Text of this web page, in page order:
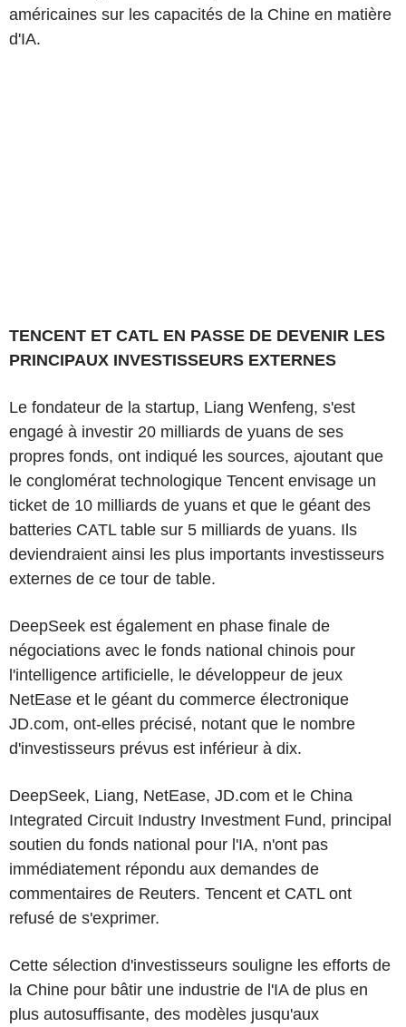
américaines sur les capacités de la Chine en matière
d'IA.
TENCENT ET CATL EN PASSE DE DEVENIR LES
PRINCIPAUX INVESTISSEURS EXTERNES
Le fondateur de la startup, Liang Wenfeng, s'est
engagé à investir 20 milliards de yuans de ses
propres fonds, ont indiqué les sources, ajoutant que
le conglomérat technologique Tencent envisage un
ticket de 10 milliards de yuans et que le géant des
batteries CATL table sur 5 milliards de yuans. Ils
deviendraient ainsi les plus importants investisseurs
externes de ce tour de table.
DeepSeek est également en phase finale de
négociations avec le fonds national chinois pour
l'intelligence artificielle, le développeur de jeux
NetEase et le géant du commerce électronique
JD.com, ont-elles précisé, notant que le nombre
d'investisseurs prévus est inférieur à dix.
DeepSeek, Liang, NetEase, JD.com et le China
Integrated Circuit Industry Investment Fund, principal
soutien du fonds national pour l'IA, n'ont pas
immédiatement répondu aux demandes de
commentaires de Reuters. Tencent et CATL ont
refusé de s'exprimer.
Cette sélection d'investisseurs souligne les efforts de
la Chine pour bâtir une industrie de l'IA de plus en
plus autosuffisante, des modèles jusqu'aux